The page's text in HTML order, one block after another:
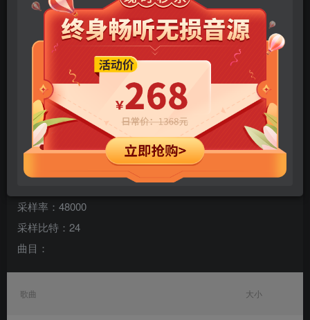
年卡会员免费 永久会员免费
立即购买
您当前未登录！建议登陆后购买，可保存购买订单
专辑名称：David Tao Essentials
歌手：陶喆
规格：23 首
采样率：48000
采样比特：24
曲目：
歌曲 大小